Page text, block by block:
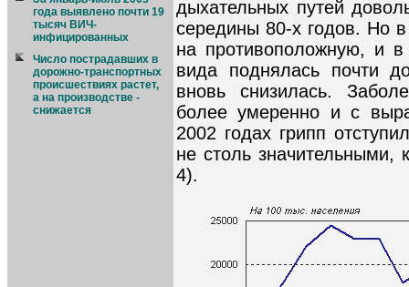
года выявлено почти 19
тысяч ВИЧ-
инфицированных
Число пострадавших в
дорожно-транспортных
происшествиях растет,
а на производстве -
снижается
дыхательных путей
середины 80-х годов. Но
на противоположную, и в
вида поднялась почти
вновь снизилась.
более умеренно и с
2002 годах грипп
не столь
4).